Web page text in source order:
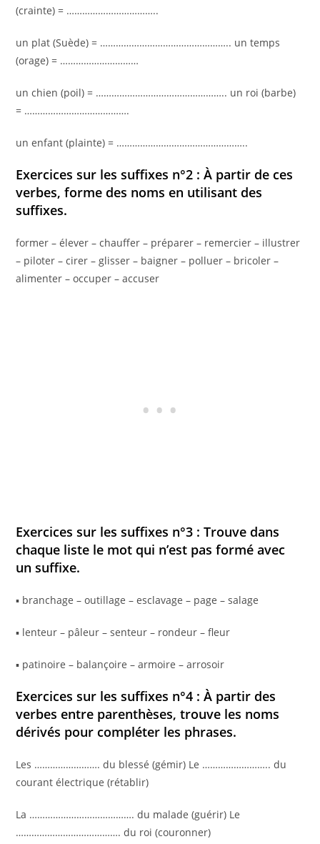
(crainte) = ……………………………..
un plat (Suède) = ………………………………………….. un temps
(orage) = …………………………
un chien (poil) = ………………………………………….. un roi (barbe)
= ………………………………….
un enfant (plainte) = …………………………………………..
Exercices sur les suffixes n°2 : À partir de ces
verbes, forme des noms en utilisant des
suffixes.
former – élever – chauffer – préparer – remercier – illustrer
– piloter – cirer – glisser – baigner – polluer – bricoler –
alimenter – occuper – accuser
Exercices sur les suffixes n°3 : Trouve dans
chaque liste le mot qui n’est pas formé avec
un suffixe.
▪ branchage – outillage – esclavage – page – salage
▪ lenteur – pâleur – senteur – rondeur – fleur
▪ patinoire – balançoire – armoire – arrosoir
Exercices sur les suffixes n°4 : À partir des
verbes entre parenthèses, trouve les noms
dérivés pour compléter les phrases.
Les ……………………. du blessé (gémir) Le …………………….. du
courant électrique (rétablir)
La …………………………………. du malade (guérir) Le
…………………………………. du roi (couronner)